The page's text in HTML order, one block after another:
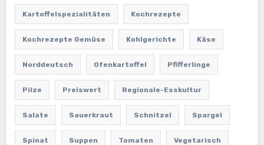
Kartoffelspezialitäten Kochrezepte
Kochrezepte Gemüse Kohlgerichte Käse
Norddeutsch Ofenkartoffel Pfifferlinge
Pilze Preiswert Regionale-Esskultur
Salate Sauerkraut Schnitzel Spargel
Spinat Suppen Tomaten Vegetarisch